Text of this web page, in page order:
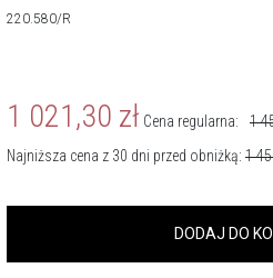
220.580/R
1 021,30 zł Cena regularna: 1
Najniższa cena z 30 dni przed obniżką: 1
DODAJ DO